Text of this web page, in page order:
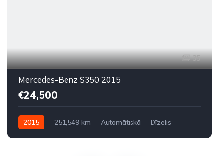
35
Mercedes-Benz S350 2015
€24,500
2015 251,549 km Automātiskā
Dīzelis